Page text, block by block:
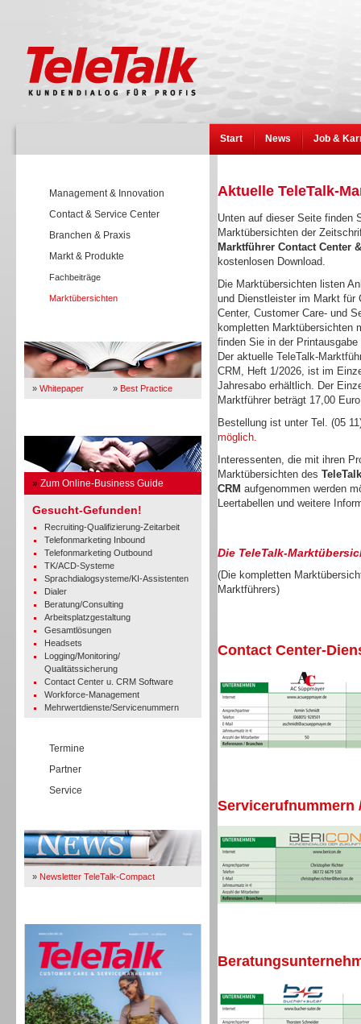
Start News Job &
Management & Innovation
Contact & Service Center
Branchen & Praxis
Markt & Produkte
Fachbeiträge
Marktübersichten
» Whitepaper » Best Practice
» Zum Online-Business Guide
Gesucht-Gefunden!
Recruiting-Qualifizierung-Zeitarbeit
Telefonmarketing Inbound
Telefonmarketing Outbound
TK/ACD-Systeme
Sprachdialogsysteme/KI-Assistenten
Dialer
Beratung/Consulting
Arbeitsplatzgestaltung
Gesamtlösungen
Headsets
Logging/Monitoring/
Qualitätssicherung
Contact Center u. CRM Software
Workforce-Management
Mehrwertdienste/Servicenummern
Termine
Partner
Service
» Newsletter TeleTalk-Compact
Aktuelle TeleTalk-
Unten auf dieser Seite finden
Marktübersichten der
Marktführer Contact Center
kostenlosen Download.
Die Marktübersichten listen
und Dienstleister im Markt für
Center, Customer Care- und
kompletten Marktübersichten
finden Sie in der
Der aktuelle TeleTalk-
CRM, Heft 1/2026, ist im
Jahresabo erhältlich. Der
Marktführer beträgt 17,00
Bestellung ist unter Tel. (05
möglich.
Interessenten, die mit ihren
Marktübersichten des
CRM aufgenommen werden
Leertabellen und weitere
Die TeleTalk-
(Die kompletten
Marktführers)
Contact Center-
Servicerufnummern